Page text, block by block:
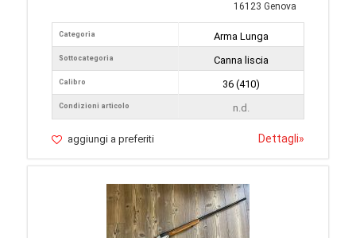
16123 Genova
Categoria
Sottocategoria
Calibro
Condizioni articolo
Arma Lunga
Canna liscia
36 (410)
n.d.
aggiungi a preferiti Dettagli»